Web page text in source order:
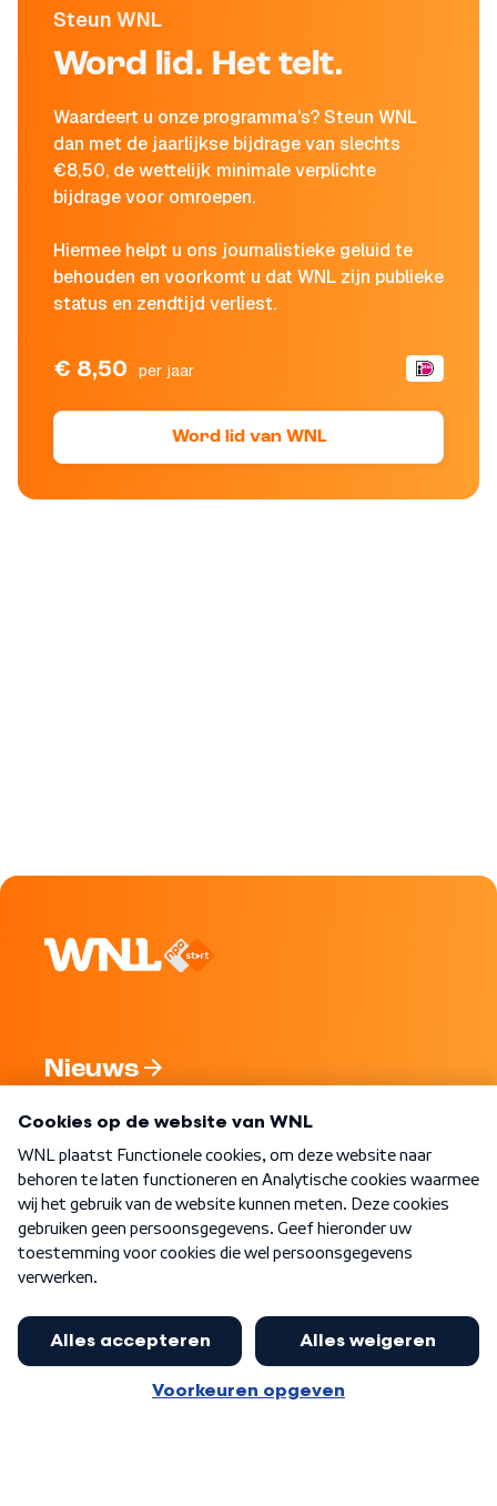
Steun WNL
Word lid. Het telt.
Waardeert u onze programma's? Steun WNL
dan met de jaarlijkse bijdrage van slechts
€8,50, de wettelijk minimale verplichte
bijdrage voor omroepen.
Hiermee helpt u ons journalistieke geluid te
behouden en voorkomt u dat WNL zijn publieke
status en zendtijd verliest.
€ 8,50 per jaar
Word lid van WNL
Nieuws
Nieuwsbrief
Word Lid